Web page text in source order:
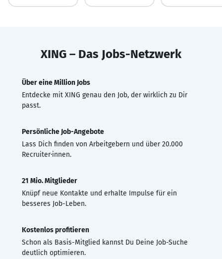
XING – Das Jobs-Netzwerk
Über eine Million Jobs
Entdecke mit XING genau den Job, der wirklich zu Dir
passt.
Persönliche Job-Angebote
Lass Dich finden von Arbeitgebern und über 20.000
Recruiter·innen.
21 Mio. Mitglieder
Knüpf neue Kontakte und erhalte Impulse für ein
besseres Job-Leben.
Kostenlos profitieren
Schon als Basis-Mitglied kannst Du Deine Job-Suche
deutlich optimieren.